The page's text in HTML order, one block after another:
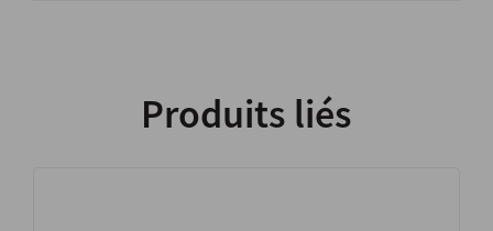
Produits liés